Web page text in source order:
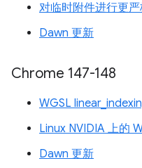
对临时附件进行更
Dawn 更新
Chrome 147-148
WGSL
Linux NVIDIA 上的
Dawn 更新